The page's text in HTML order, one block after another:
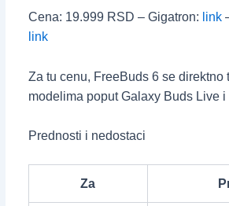
Cena: 19.999 RSD – Gigatron: link
link
Za tu cenu, FreeBuds 6 se direktno
modelima poput Galaxy Buds Live
Prednosti i nedostaci
Za